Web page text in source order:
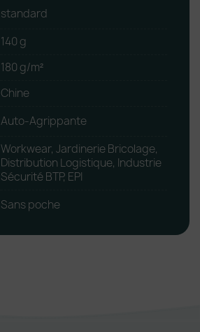
standard
140 g
180 g/m²
Chine
Auto-Agrippante
Workwear, Jardinerie Bricolage,
Distribution Logistique, Industrie
Sécurité BTP, EPI
Sans poche